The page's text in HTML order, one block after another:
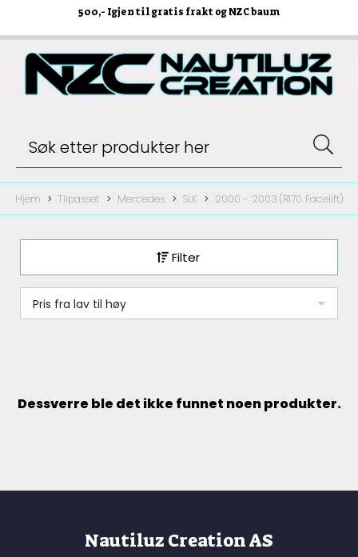
500,- Igjen til gratis frakt og NZC baum
Hjem Tilpasset Mercedes SLK 2000 - 2003 (R170 Facelift)
Filter
Pris fra lav til høy
Dessverre ble det ikke funnet noen produkter.
Nautiluz Creation AS